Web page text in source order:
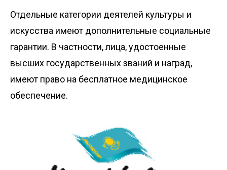
Отдельные категории деятелей культуры и
искусства имеют дополнительные социальные
гарантии. В частности, лица, удостоенные
высших государственных званий и наград,
имеют право на бесплатное медицинское
обеспечение.